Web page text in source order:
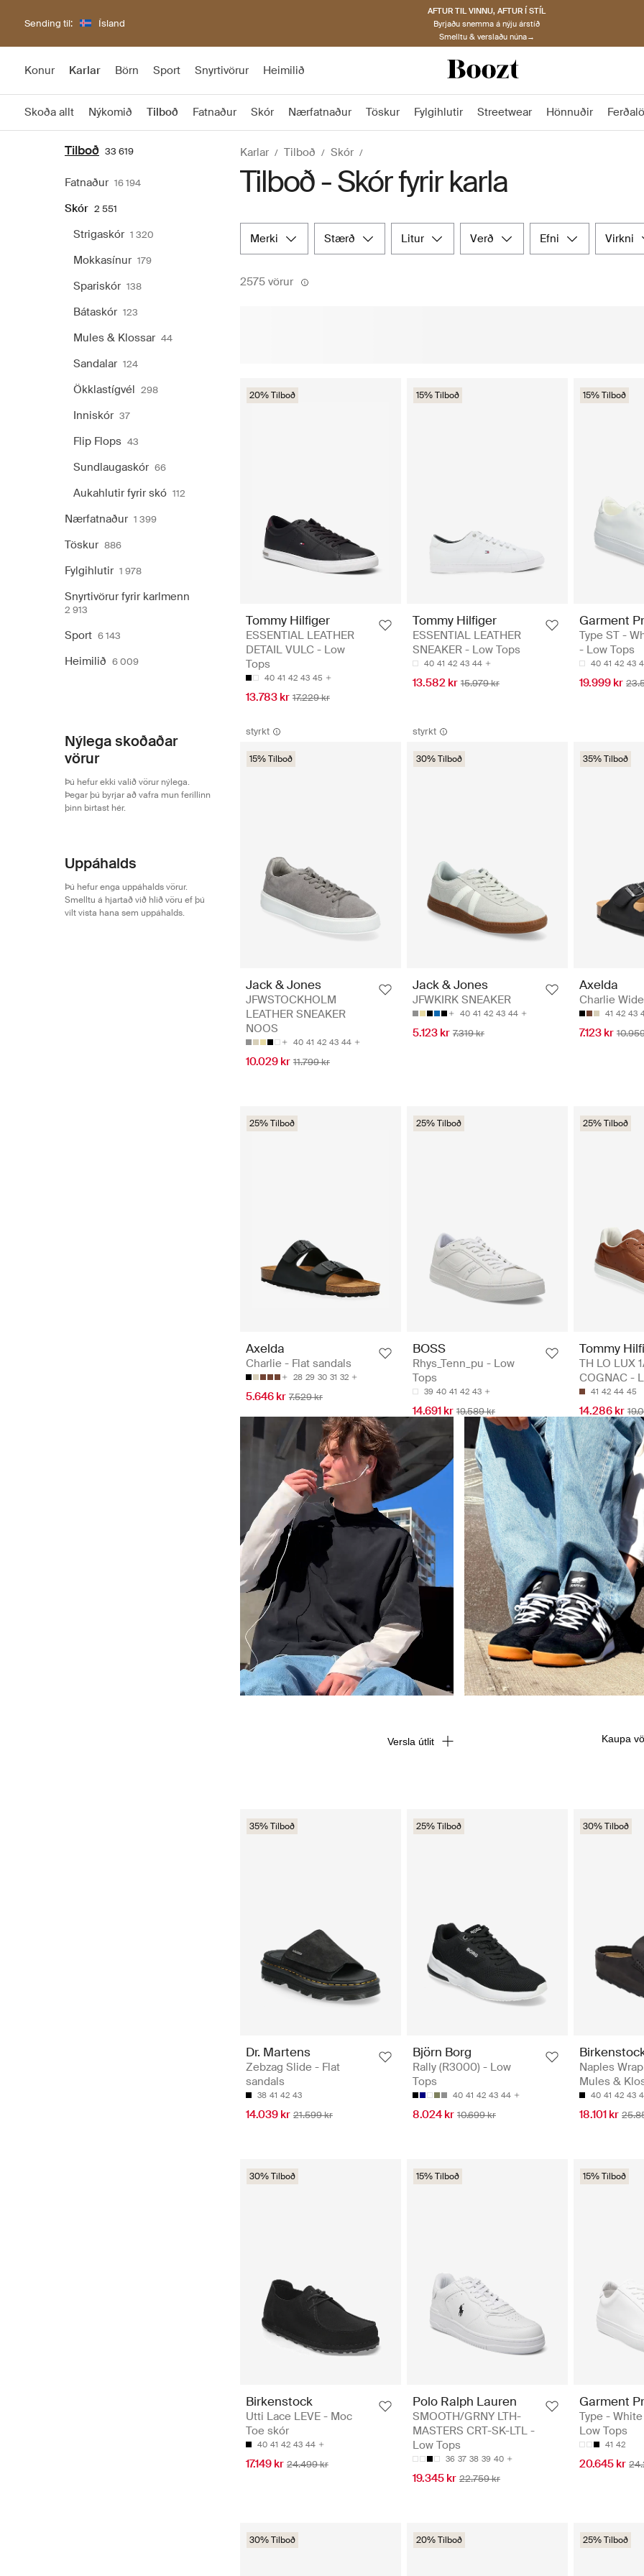
Sending til: Ísland
AFTUR TIL VINNU, AFTUR Í STÍL
Byrjaðu snemma á nýju árstíð
Smelltu & verslaðu núna→
Konur Karlar Börn Sport Snyrtivörur Heimilið
Skoða allt Nýkomið Tilboð Fatnaður Skór Nærfatnaður Töskur Fylgihlutir Streetwear Hönnuðir
Tilboð 33 619
Fatnaður 16 194
Skór 2 551
Strigaskór 1 320
Mokkasínur 179
Spariskór 138
Bátaskór 123
Mules & Klossar 44
Sandalar 124
Ökklastígvél 298
Inniskór 37
Flip Flops 43
Sundlaugaskór 66
Aukahlutir fyrir skó 112
Nærfatnaður 1 399
Töskur 886
Fylgihlutir 1 978
Snyrtivörur fyrir karlmenn
2 913
Sport 6 143
Heimilið 6 009
Nýlega skoðaðar
vörur
Þú hefur ekki valið vörur nýlega.
Þegar þú byrjar að vafra mun ferillinn
þinn birtast hér.
Uppáhalds
Þú hefur enga uppáhalds vörur.
Smelltu á hjartað við hlið vöru ef þú
vilt vista hana sem uppáhalds.
Karlar Tilboð Skór
Tilboð - Skór fyrir karla
merki stærð litur verð efni virkni
2575 vörur
20% Tilboð
Tommy Hilfiger
ESSENTIAL LEATHER
DETAIL VULC - Low
Tops
40 41 42 43 45
13.783 kr 17.229 kr
15% Tilboð
Tommy Hilfiger
ESSENTIAL LEATHER
SNEAKER - Low Tops
40 41 42 43 44
13.582 kr 15.979 kr
15% Tilboð
Garment
Type ST -
- Low Tops
40 41 42 43
19.999 kr
styrkt
15% Tilboð
Jack & Jones
JFWSTOCKHOLM
LEATHER SNEAKER
NOOS
40 41 42 43 44
10.029 kr 11.799 kr
styrkt
30% Tilboð
Jack & Jones
JFWKIRK SNEAKER
40 41 42 43 44
5.123 kr 7.319 kr
35% Tilboð
Axelda
Charlie
41 42 43
7.123 kr
25% Tilboð
Axelda
Charlie - Flat sandals
28 29 30 31 32
5.646 kr 7.529 kr
25% Tilboð
BOSS
Rhys_Tenn_pu - Low
Tops
39 40 41 42 43
14.691 kr 19.589 kr
25% Tilboð
Tommy
TH LO LUX
COGNAC -
41 42 44 45
14.286 kr
35% Tilboð
Dr. Martens
Zebzag Slide - Flat
sandals
38 41 42 43
14.039 kr 21.599 kr
25% Tilboð
Björn Borg
Rally (R3000) - Low
Tops
40 41 42 43 44
8.024 kr 10.699 kr
30% Tilboð
Naples
Mules &
40 41 42 43
18.101 kr
30% Tilboð
Birkenstock
Utti Lace LEVE - Moc
Toe skór
40 41 42 43 44
17.149 kr 24.499 kr
15% Tilboð
Polo Ralph Lauren
SMOOTH/GRNY LTH-
MASTERS CRT-SK-LTL -
Low Tops
36 37 38 39 40
19.345 kr 22.759 kr
15% Tilboð
Garment
Type -
Low Tops
41 42
20.645 kr
30% Tilboð 20% Tilboð 25% Tilboð
Versla útlit Kaupa